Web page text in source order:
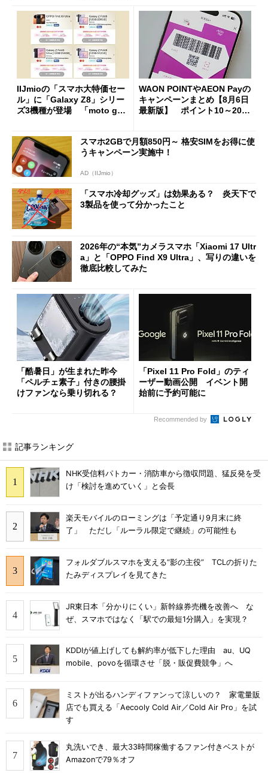
IIJmioの「スマホ大特価セー
ル」に「Galaxy Z8」シリー
ズ3機種が登場 「moto g37
WAON POINTやAEON Payの
キャンペーンまとめ【8月6日
最新版】 ポイント10～20倍
スマホ2GBで月額850円～ 格安SIMをお得に使
うキャンペーン実施中！
AD（IIJmio）
「スマホ冷却グッズ」は効果ある？ 炎天下で
3製品を使って分かったこと
2026年の“本気”カメラスマホ「Xiaomi 17 Ultr
a」と「OPPO Find X9 Ultra」、写りの違いを
徹底比較してみた
「酷暑日」が生まれた昨今
「ペルチェ素子」付きの腰掛
けファンなら乗り切れる？
「Pixel 11 Pro Fold」のティ
ーザー動画公開 イベント開
始前に予約可能に
Recommended by
記事ランキング
NHK受信料パトカー・消防車から徴収問題、猛反発を受
け「検討を進めていく」と会長
楽天モバイルのローミングは「予定通り9月末に終
了」 ただし「ルーラル限定で継続」の可能性も
フォルダブルスマホを支える“影の主役” TCLの折りた
たみディスプレイを見てきた
JR東日本「分かりにくい」新幹線券売機を改善へ な
ぜ、スマホではなく「駅での最短1分購入」を実現？
KDDIが値上げしても解約率が低下した理由 au、UQ
mobile、povoを循環させ「脱・販促費競争」へ
ミストが出るハンディファンって涼しいの？ 家電量販
店でも買える「Aecooly Cold Air／Cold Air Pro」を試
す
丸洗いでき、最大33時間稼働するファン付きベストが
Amazonで79％オフ